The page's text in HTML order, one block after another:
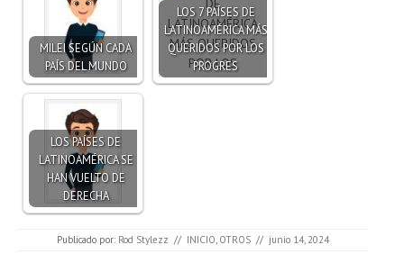
MILEI SEGÚN CADA
PAÍS DEL MUNDO
LOS 7 PAÍSES DE
LATINOAMÉRICA MÁS
QUERIDOS POR LOS
PROGRES
LOS PAÍSES DE
LATINOAMÉRICA SE
HAN VUELTO DE
DERECHA
Publicado por: Rod Stylezz // INICIO OTROS // junio 14, 2024